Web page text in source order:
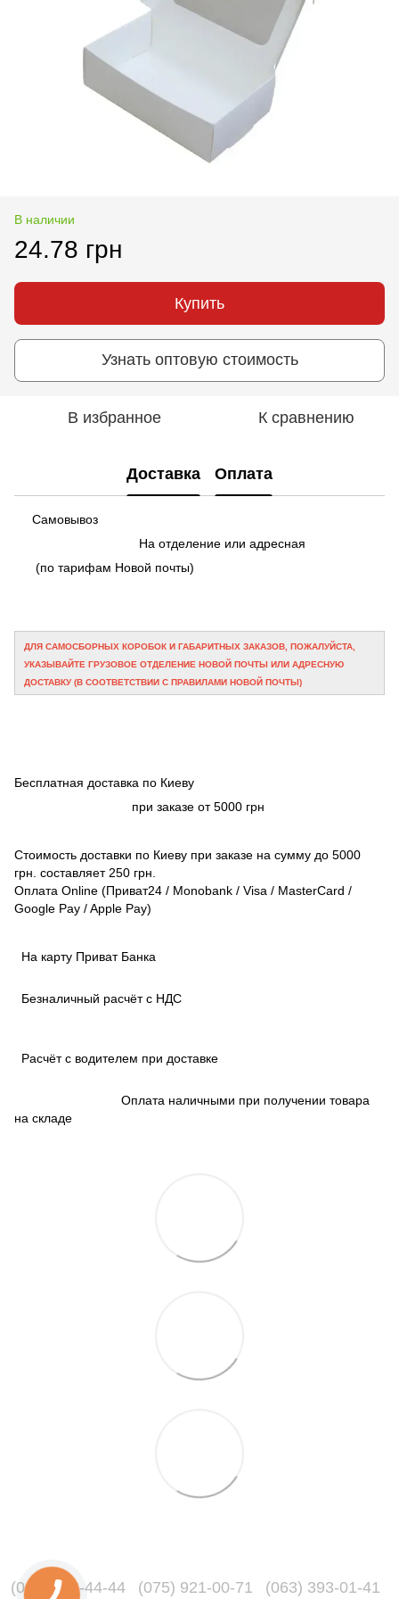
В наличии
24.78 грн
Купить
Узнать оптовую стоимость
В избранное К сравнению
Доставка Оплата
Самовывоз
На отделение или адресная
(по тарифам Новой почты)
ДЛЯ САМОСБОРНЫХ КОРОБОК И ГАБАРИТНЫХ ЗАКАЗОВ, ПОЖАЛУЙСТА,
УКАЗЫВАЙТЕ ГРУЗОВОЕ ОТДЕЛЕНИЕ НОВОЙ ПОЧТЫ ИЛИ АДРЕСНУЮ
ДОСТАВКУ (В СООТВЕТСТВИИ С ПРАВИЛАМИ НОВОЙ ПОЧТЫ)
Бесплатная доставка по Киеву
при заказе от 5000 грн
Стоимость доставки по Киеву при заказе на сумму до 5000
грн. составляет 250 грн.
Оплата Online (Приват24 / Monobank / Visa / MasterCard /
Google Pay / Apple Pay)
На карту Приват Банка
Безналичный расчёт с НДС
Расчёт с водителем при доставке
Оплата наличными при получении товара
на складе
(067) 216-44-44 (075) 921-00-71 (063) 393-01-41